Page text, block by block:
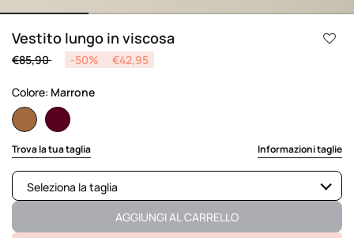
Vestito lungo in viscosa
Price reduced from
€85,90to -50% €42,95
Colore: Marrone
selected
Trova la tua taglia Informazioni taglie
Seleziona la taglia
AGGIUNGI AL CARRELLO